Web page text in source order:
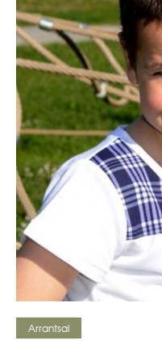
Seleccionar opciones
Arrantsal